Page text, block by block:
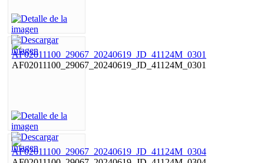
AF02011100_29067_20240619_JD_41124M_0301